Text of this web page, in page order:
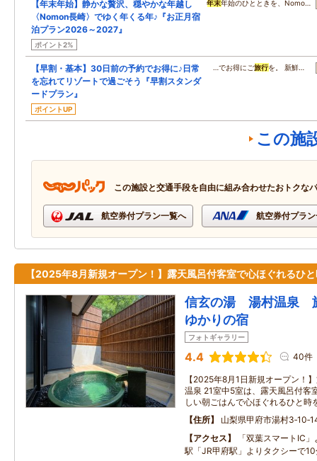
【年末年始】静かな贅沢、穏やかな年越し
〈Nomon長崎〉でゆく年くる年♪『お正月宿
泊プラン2026～2027』
ポイント2%
年末年始のひとときを、Nomo…
【早割・基本】30日前の予約でお得に♪日常
を忘れてリゾートで過ごそう『早割スタンダ
ードプラン』
ポイントUP
…でお得にご旅行を。 新鮮…
この施
この施設と交通手段を自由に組み合わせたおトクな
航空券付プラン一覧へ 航空券付プラ
【2025年8月新規オープン！】露天風呂付客室で心ほぐれるひ
信玄の湯 湯村温泉
ゆかりの宿
フォトギャラリー
4.4 40件
【2025年8月1日新規オープン！
温泉 21室中5室は、露天風呂付客
しい朝ごはんで心ほぐれるひと時
住所
山梨県甲府市湯村
アクセス
「双葉スマートIC
駅「JR甲府駅」よりタクシーで